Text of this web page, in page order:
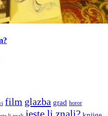
film glazba grad horor
jeste li znali?